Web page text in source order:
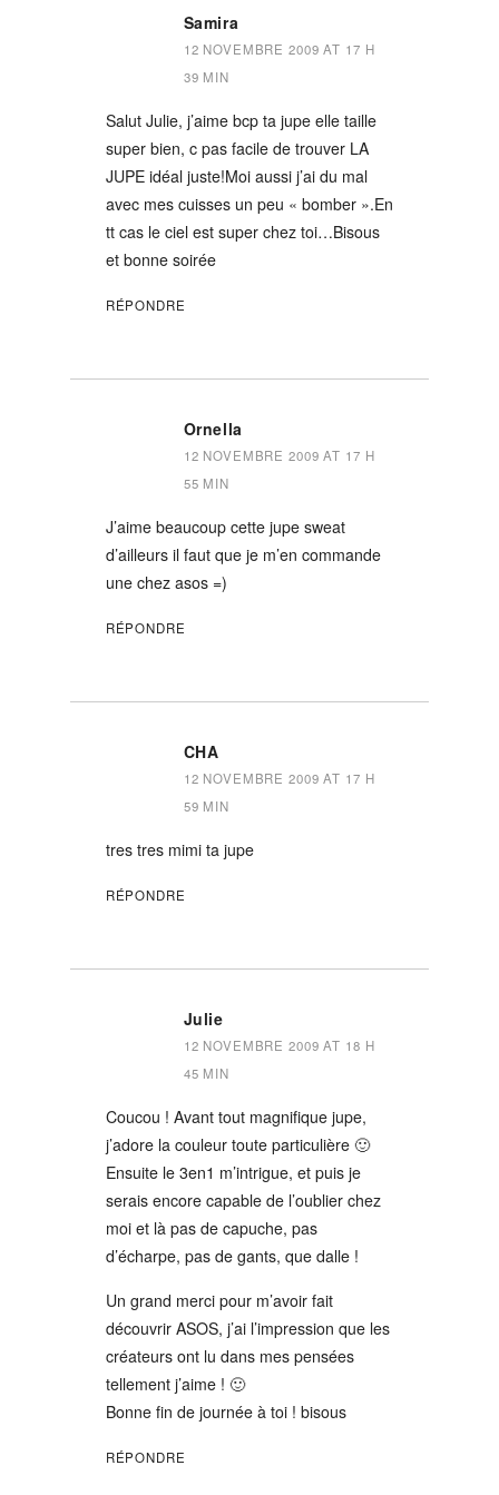
Samira
12 NOVEMBRE 2009 AT 17 H
39 MIN
Salut Julie, j’aime bcp ta jupe elle taille
super bien, c pas facile de trouver LA
JUPE idéal juste!Moi aussi j’ai du mal
avec mes cuisses un peu « bomber ».En
tt cas le ciel est super chez toi…Bisous
et bonne soirée
RÉPONDRE
Ornella
12 NOVEMBRE 2009 AT 17 H
55 MIN
J’aime beaucoup cette jupe sweat
d’ailleurs il faut que je m’en commande
une chez asos =)
RÉPONDRE
CHA
12 NOVEMBRE 2009 AT 17 H
59 MIN
tres tres mimi ta jupe
RÉPONDRE
Julie
12 NOVEMBRE 2009 AT 18 H
45 MIN
Coucou ! Avant tout magnifique jupe,
j’adore la couleur toute particulière 🙂
Ensuite le 3en1 m’intrigue, et puis je
serais encore capable de l’oublier chez
moi et là pas de capuche, pas
d’écharpe, pas de gants, que dalle !
Un grand merci pour m’avoir fait
découvrir ASOS, j’ai l’impression que les
créateurs ont lu dans mes pensées
tellement j’aime ! 🙂
Bonne fin de journée à toi ! bisous
RÉPONDRE